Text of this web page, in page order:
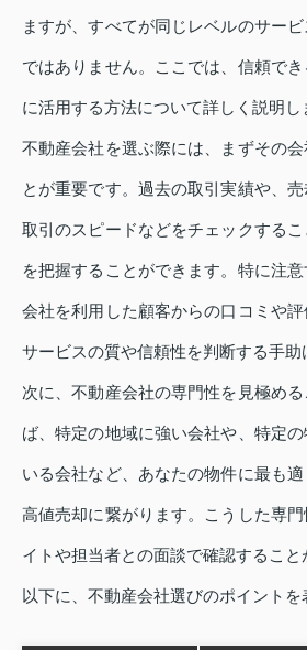
ますが、すべてが同じレベルのサー
ではありません。ここでは、信頼で
に活用する方法について詳しく説明し
不動産会社を選ぶ際には、まずその
とが重要です。過去の取引実績や、売
取引のスピードなどをチェックする
を把握することができます。特に注
会社を利用した顧客からの口コミや評
サービスの質や信頼性を判断する手助
次に、不動産会社の専門性を見極め
ば、特定の地域に強い会社や、特定
いる会社など、あなたの物件に最も
高値売却に繋がります。こうした専
イトや担当者との面談で確認すること
以下に、不動産会社選びのポイントを